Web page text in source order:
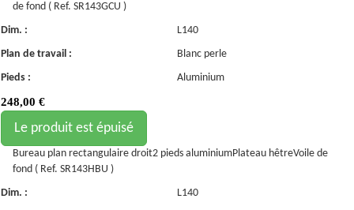
de fond ( Ref. SR143GCU )
Dim. :
L140
Plan de travail :
Blanc perle
Pieds :
Aluminium
248,00 €
Le produit est épuisé
Bureau plan rectangulaire droit2 pieds aluminiumPlateau hêtreVoile de
fond ( Ref. SR143HBU )
Dim. :
L140